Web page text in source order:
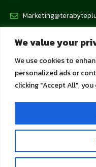
We value your
We use cookies to
personalized ads or
clicking "Accept All",
Protection
Personal Data
Privacy Policy for